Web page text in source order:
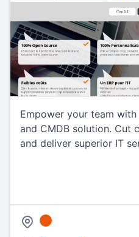
Empower your team
and CMDB solution. Cut
and deliver superior IT